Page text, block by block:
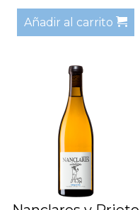
Añadir al carrito